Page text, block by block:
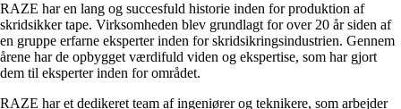
RAZE har en lang og succesfuld historie inden for produktion af
skridsikker tape. Virksomheden blev grundlagt for over 20 år siden af
en gruppe erfarne eksperter inden for skridsikringsindustrien. Gennem
årene har de opbygget værdifuld viden og ekspertise, som har gjort
dem til eksperter inden for området.
RAZE har et dedikeret team af ingeniører og teknikere, som arbejder